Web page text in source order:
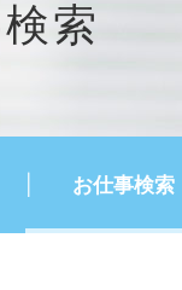
索
お仕事検索